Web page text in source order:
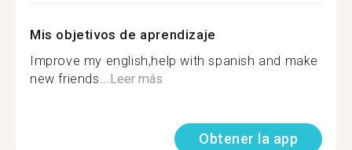
Mis objetivos de aprendizaje
Improve my english,help with spanish and make
new friends...Leer más
Obtener la app